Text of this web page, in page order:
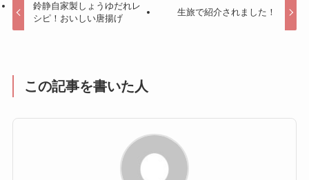
鈴静自家製しょうゆだれレ
シピ！おいしい唐揚げ
生旅で紹介されました！
この記事を書いた人